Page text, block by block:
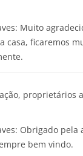
Muito
casa, ficaremos
proprietários
Obrigado pela
bem vindo.